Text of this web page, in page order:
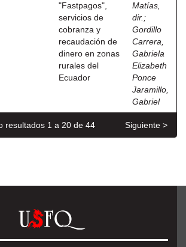
"Fastpagos",
servicios de
cobranza y
recaudación de
dinero en zonas
rurales del
Ecuador
Matías,
dir. ;
Gordillo
Carrera,
Gabriela
Elizabeth
Ponce
Jaramillo,
Gabriel
resultados 1 a 20 de 44 Siguiente >